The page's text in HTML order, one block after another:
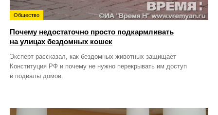
Общество
Почему недостаточно просто подкармливать
на улицах бездомных кошек
Эксперт рассказал, как бездомных животных защищает
Конституция РФ и почему не нужно перекрывать им доступ
в подвалы домов.